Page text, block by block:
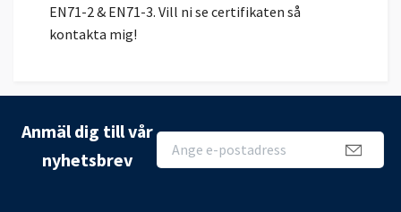
EN71-2 & EN71-3. Vill ni se certifikaten så
kontakta mig!
Anmäl dig till vår
nyhetsbrev